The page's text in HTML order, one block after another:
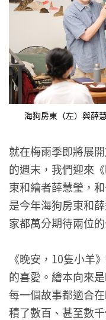
海狗房東（左）與薛
就在梅雨季即將展
的週末，我們迎來
東和繪者薛慧瑩，
是今年海狗房東和
家都萬分期待兩位的
《晚安，10隻小羊
的喜愛。繪本向來
每一個故事都適合
積了數百、甚至數